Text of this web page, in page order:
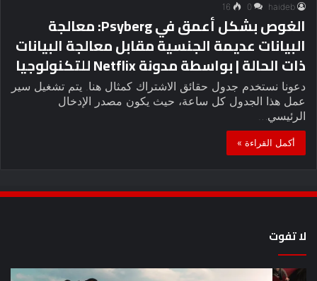
haideb
0
16
الغوص بشكل أعمق في Psyberg: معالجة
البيانات عديمة الجنسية مقابل معالجة البيانات
ذات الحالة | بواسطة مدونة Netflix للتكنولوجيا
دعونا نستخدم جدول حقائق الاشتراك كمثال هنا. يتم تشغيل سير
عمل هذا الجدول كل ساعة، حيث يكون مصدر الإدخال
الرئيسي…
أكمل القراءة »
لا تفوت